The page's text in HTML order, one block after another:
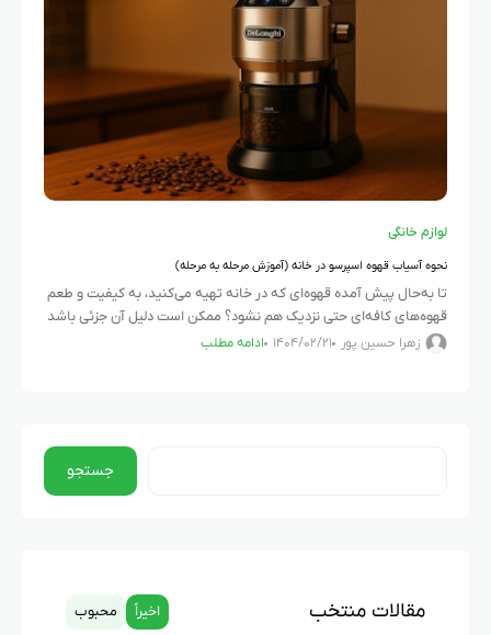
لوازم خانگی
نحوه آسیاب قهوه اسپرسو در خانه (آموزش مرحله به مرحله)
تا به‌حال پیش آمده قهوه‌ای که در خانه تهیه می‌کنید، به کیفیت و طعم
قهوه‌های کافه‌ای حتی نزدیک هم نشود؟ ممکن است دلیل آن جزئی باشد
اما تأثیر زیادی داشته
زهرا حسین پور ۱۴۰۴/۰۲/۲۱ ادامه مطلب
جستجو
مقالات منتخب اخیراً محبوب